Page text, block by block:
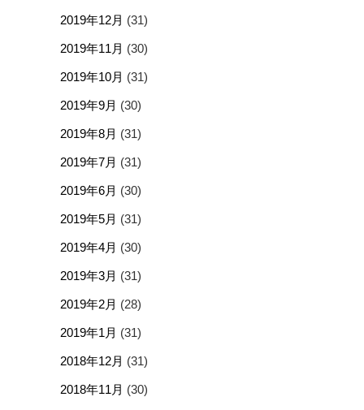
2019年12月 (31)
2019年11月 (30)
2019年10月 (31)
2019年9月 (30)
2019年8月 (31)
2019年7月 (31)
2019年6月 (30)
2019年5月 (31)
2019年4月 (30)
2019年3月 (31)
2019年2月 (28)
2019年1月 (31)
2018年12月 (31)
2018年11月 (30)